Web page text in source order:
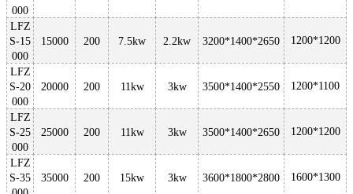
000
LFZ
S-15
000
15000 200 7.5kw 2.2kw 3200*1400*2650 1200*1200
LFZ
S-20
000
20000 200 11kw 3kw 3500*1400*2550 1200*1100
LFZ
S-25
000
25000 200 11kw 3kw 3500*1400*2650 1200*1200
LFZ
S-35
35000 200 15kw 3kw 3600*1800*2800 1600*1300